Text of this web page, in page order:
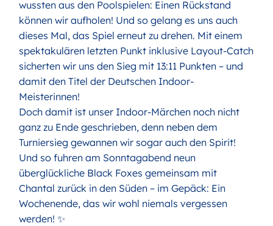
wussten aus den Poolspielen: Einen Rückstand
können wir aufholen! Und so gelang es uns auch
dieses Mal, das Spiel erneut zu drehen. Mit einem
spektakulären letzten Punkt inklusive Layout-Catch
sicherten wir uns den Sieg mit 13:11 Punkten – und
damit den Titel der Deutschen Indoor-
Meisterinnen!
Doch damit ist unser Indoor-Märchen noch nicht
ganz zu Ende geschrieben, denn neben dem
Turniersieg gewannen wir sogar auch den Spirit!
Und so fuhren am Sonntagabend neun
überglückliche Black Foxes gemeinsam mit
Chantal zurück in den Süden – im Gepäck: Ein
Wochenende, das wir wohl niemals vergessen
werden! ✨